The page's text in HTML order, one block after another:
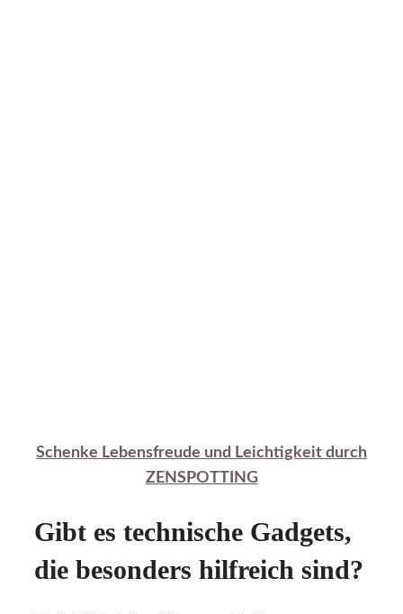
Schenke Lebensfreude und Leichtigkeit durch
ZENSPOTTING
Gibt es technische Gadgets,
die besonders hilfreich sind?